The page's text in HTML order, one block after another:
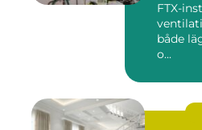
FTX-
både
o...